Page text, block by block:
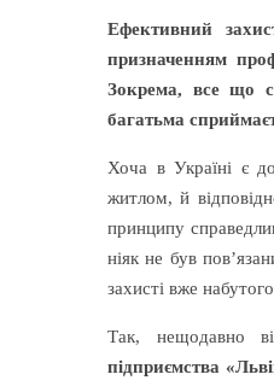
Ефективний
призначенням
Зокрема, все що
багатьма
Хоча в Україні є
житлом, й
принципу
ніяк не був
захисті вже
Так, нещодавно
підприємства